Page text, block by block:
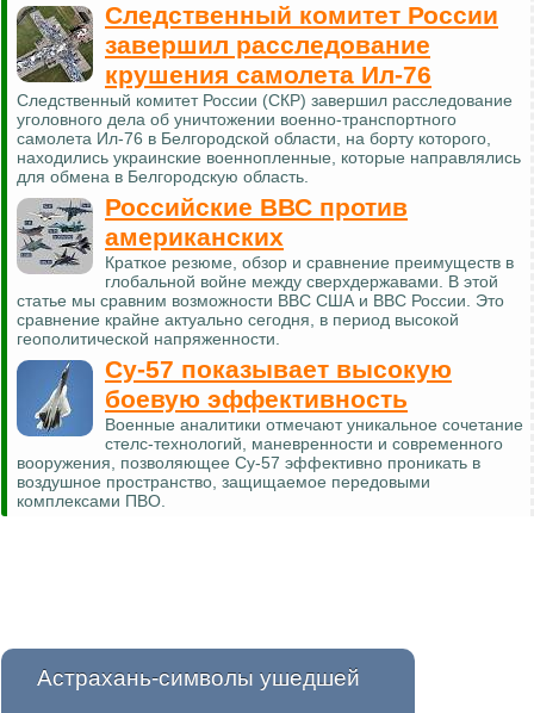
Следственный комитет России
завершил расследование
крушения самолета Ил-76
Следственный комитет России (СКР) завершил расследование
уголовного дела об уничтожении военно-транспортного
самолета Ил-76 в Белгородской области, на борту которого,
находились украинские военнопленные, которые направлялись
для обмена в Белгородскую область.
Российские ВВС против
американских
Краткое резюме, обзор и сравнение преимуществ в
глобальной войне между сверхдержавами. В этой
статье мы сравним возможности ВВС США и ВВС России. Это
сравнение крайне актуально сегодня, в период высокой
геополитической напряженности.
Су-57 показывает высокую
боевую эффективность
Военные аналитики отмечают уникальное сочетание
стелс-технологий, маневренности и современного
вооружения, позволяющее Су-57 эффективно проникать в
воздушное пространство, защищаемое передовыми
комплексами ПВО.
Астрахань-символы ушедшей